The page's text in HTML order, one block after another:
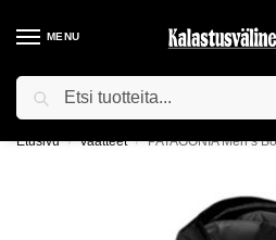
MENU
ILMAINEN TOIMITUS YLI
Etusivu / Vaatteet / PATAGONIA Men’s